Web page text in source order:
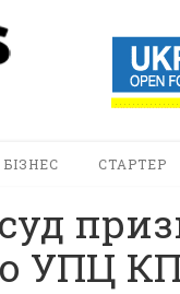
БІЗНЕС СТАРТЕР
УПЦ